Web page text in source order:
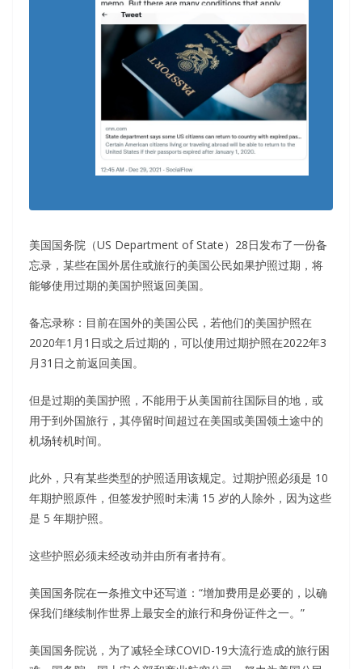
美国国务院（US Department of State）28日发布了一份备
忘录，某些在国外居住或旅行的美国公民如果护照过期，将
能够使用过期的美国护照返回美国。
备忘录称：目前在国外的美国公民，若他们的美国护照在
2020年1月1日或之后过期的，可以使用过期护照在2022年3
月31日之前返回美国。
但是过期的美国护照，不能用于从美国前往国际目的地，或
用于到外国旅行，其停留时间超过在美国或美国领土途中的
机场转机时间。
此外，只有某些类型的护照适用该规定。过期护照必须是 10
年期护照原件，但签发护照时未满 15 岁的人除外，因为这些
是 5 年期护照。
这些护照必须未经改动并由所有者持有。
美国国务院在一条推文中还写道：“增加费用是必要的，以确
保我们继续制作世界上最安全的旅行和身份证件之一。”
美国国务院说，为了减轻全球COVID-19大流行造成的旅行困